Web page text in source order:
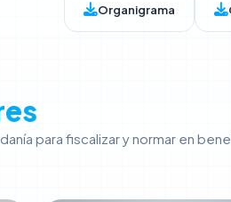
Organigrama
para fiscalizar y normar en